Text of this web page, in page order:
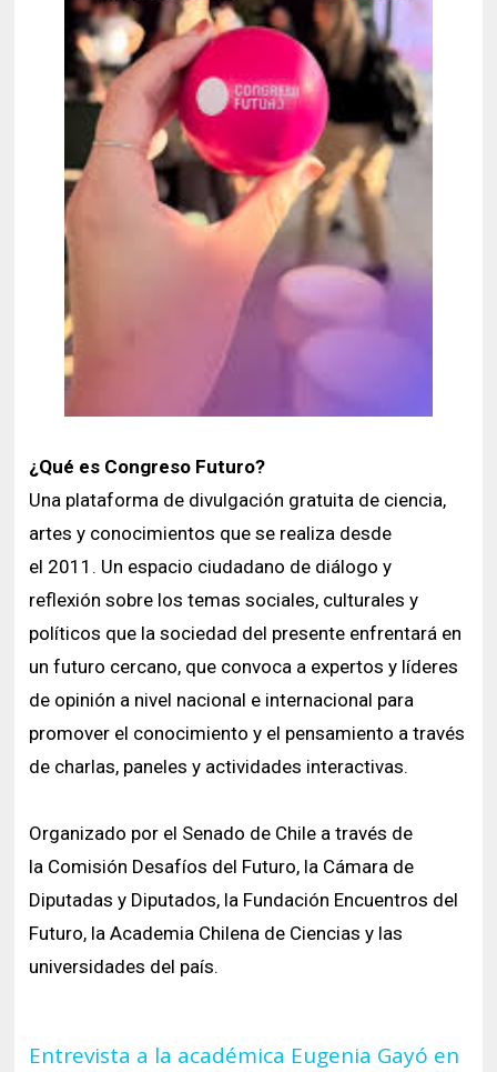
¿Qué es Congreso Futuro?
Una plataforma de divulgación gratuita de ciencia,
artes y conocimientos que se realiza desde
el 2011. Un espacio ciudadano de diálogo y
reflexión sobre los temas sociales, culturales y
políticos que la sociedad del presente enfrentará en
un futuro cercano, que convoca a expertos y líderes
de opinión a nivel nacional e internacional para
promover el conocimiento y el pensamiento a través
de charlas, paneles y actividades interactivas.
Organizado por el Senado de Chile a través de
la Comisión Desafíos del Futuro, la Cámara de
Diputadas y Diputados, la Fundación Encuentros del
Futuro, la Academia Chilena de Ciencias y las
universidades del país.
Entrevista a la académica Eugenia Gayó en